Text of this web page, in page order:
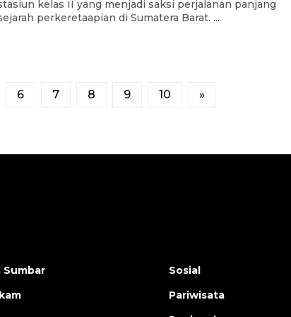
kelas II yang menjadi saksi perjalanan panjang
perkeretaapian di Sumatera Barat. ...
6 7 8 9 10 »
Sosial
Pariwisata